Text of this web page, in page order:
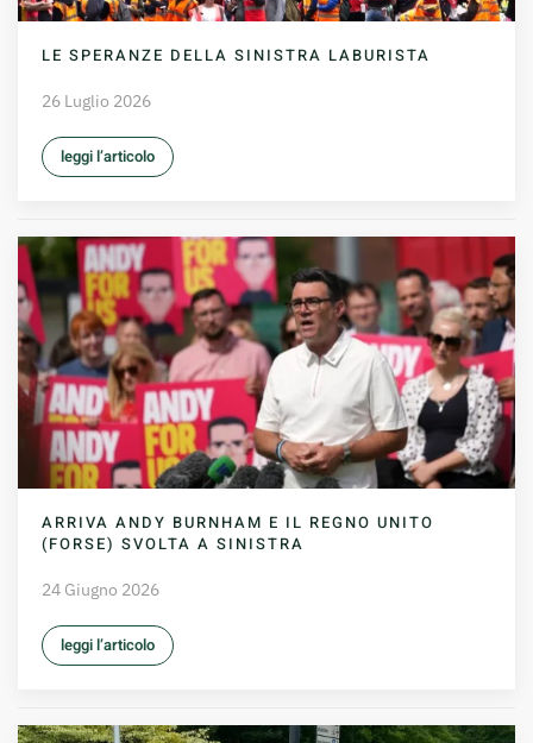
LE SPERANZE DELLA SINISTRA LABURISTA
26 Luglio 2026
leggi l’articolo
ARRIVA ANDY BURNHAM E IL REGNO UNITO
(FORSE) SVOLTA A SINISTRA
24 Giugno 2026
leggi l’articolo